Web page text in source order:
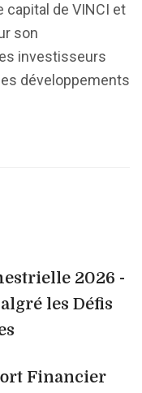
de VINCI et
son
investisseurs
développements
2026 -
les Défis
Financier